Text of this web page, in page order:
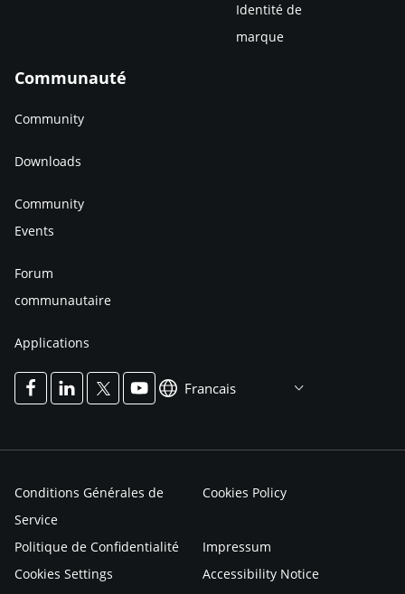
Identité de
marque
Communauté
Community
Downloads
Community
Events
Forum
communautaire
Applications
Francais
Conditions Générales de
Service
Cookies Policy
Politique de Confidentialité
Impressum
Cookies Settings
Accessibility Notice